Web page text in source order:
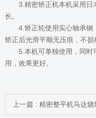
3.精密矫正机本机采用日
长。
4.矫正轮使用实心轴承钢
矫正后光滑平顺无压痕，不损
5.本机可单独使用，同时
用，效果更好。
上一篇 : 精密整平机马达烧